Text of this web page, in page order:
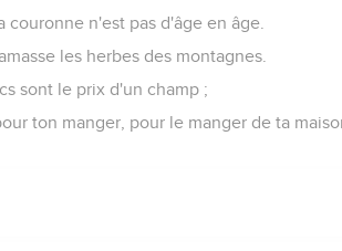
n'est pas d'âge en âge.
les herbes des montagnes.
sont le prix d'un champ ;
ton manger, pour le manger de ta